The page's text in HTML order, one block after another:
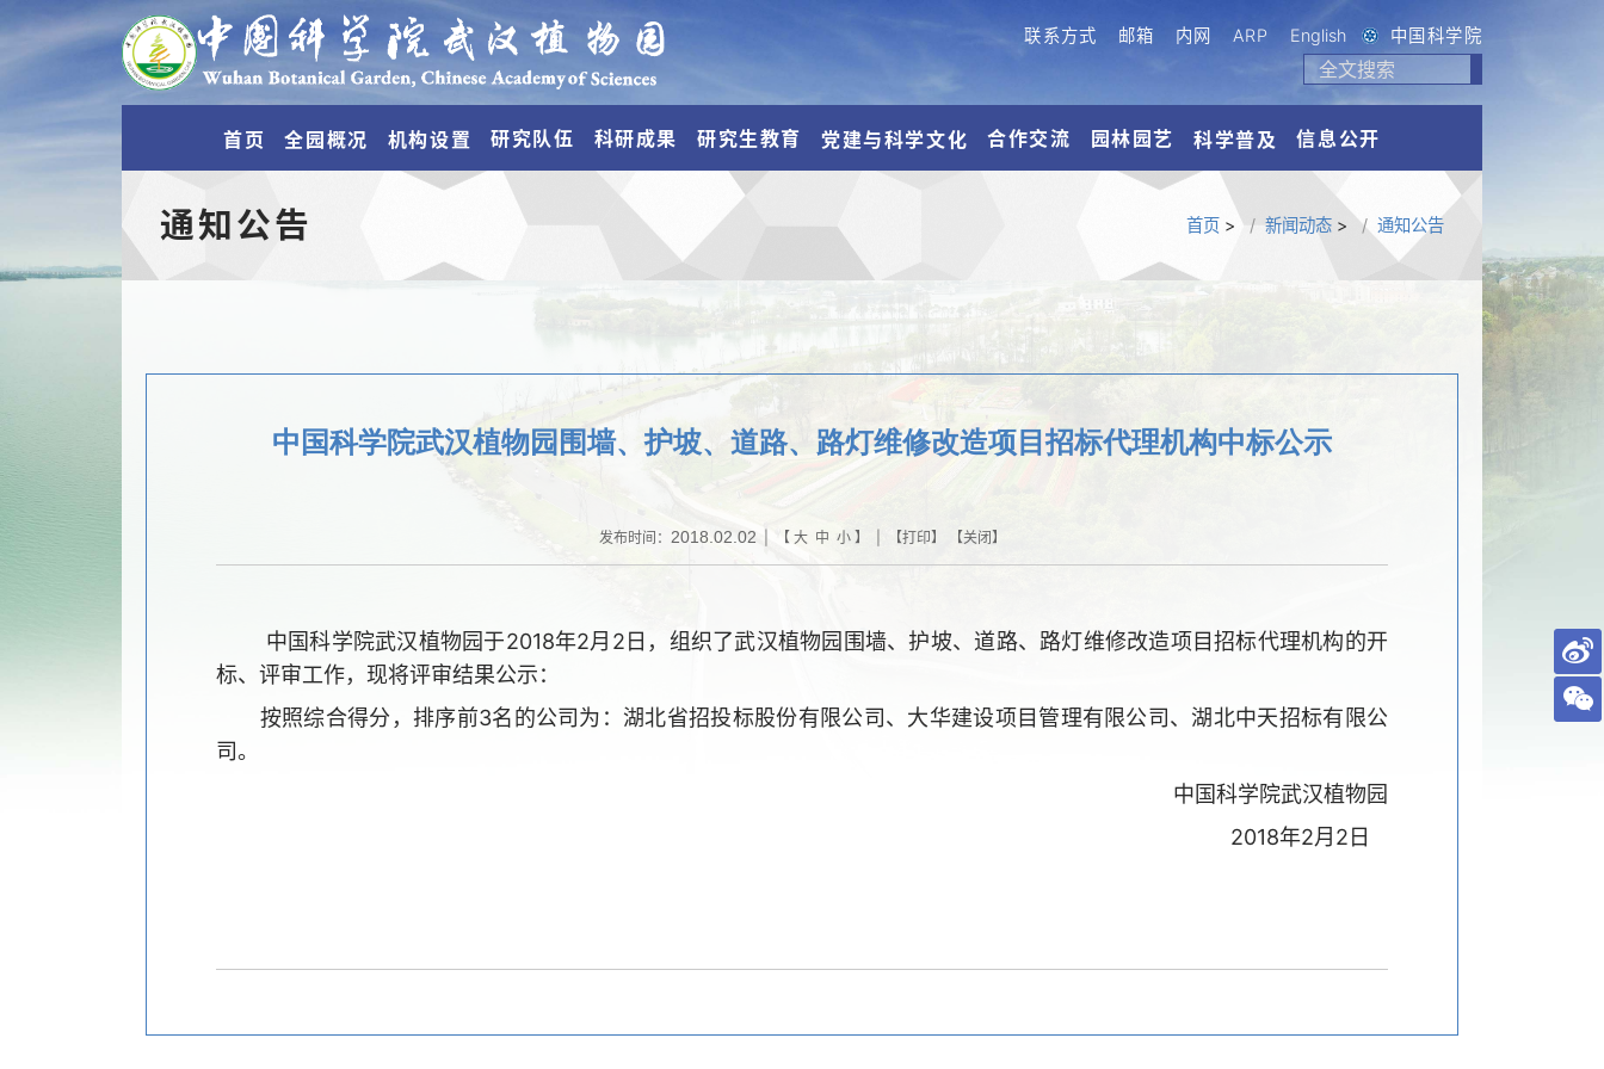
联系方式 邮箱 内网 ARP English 中国科学院
首页 全园概况 机构设置 研究队伍 科研成果 研究生教育 党建与科学文化 合作交流 园林园艺 科学普及 信息公开
通知公告 首页> 新闻动态> 通知公告
中国科学院武汉植物园围墙、护坡、道路、路灯维修改造项目招标代理机构中标公示
发布时间： 2018.02.02 | 【 大 中 小】 | 【打印】 【关闭】
中国科学院武汉植物园于2018年2月2日 ，组织了武汉植物园围墙、护坡、道路、路灯维修改造项目招标代理机构的开
标、评审工作，现将评审结果公示：
按照综合得分，排序前3名的公司为：湖北省招投标股份有限公司、大华建设项目管理有限公司、湖北中天招标有限公
司。
中国科学院武汉植物园
2018年2月2日